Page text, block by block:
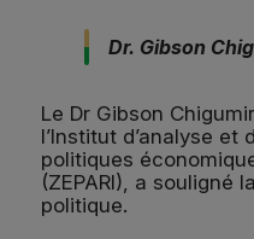
Dr. Gibson
Le Dr Gibson
l’Institut d’analyse
politiques
(ZEPARI), a souligné
politique.